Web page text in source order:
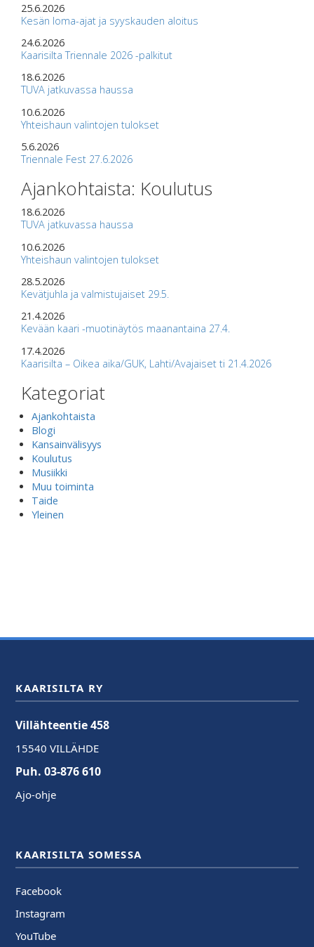
25.6.2026
Kesän loma-ajat ja syyskauden aloitus
24.6.2026
Kaarisilta Triennale 2026 -palkitut
18.6.2026
TUVA jatkuvassa haussa
10.6.2026
Yhteishaun valintojen tulokset
5.6.2026
Triennale Fest 27.6.2026
Ajankohtaista: Koulutus
18.6.2026
TUVA jatkuvassa haussa
10.6.2026
Yhteishaun valintojen tulokset
28.5.2026
Kevätjuhla ja valmistujaiset 29.5.
21.4.2026
Kevään kaari -muotinäytös maanantaina 27.4.
17.4.2026
Kaarisilta – Oikea aika/GUK, Lahti/Avajaiset ti 21.4.2026
Kategoriat
Ajankohtaista
Blogi
Kansainvälisyys
Koulutus
Musiikki
Muu toiminta
Taide
Yleinen
KAARISILTA RY
Villähteentie 458
15540 VILLÄHDE
Puh. 03-876 610
Ajo-ohje
KAARISILTA SOMESSA
Facebook
Instagram
YouTube